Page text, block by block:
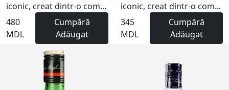
iconic, creat dintr-o com...
480
MDL
Cumpără
Adăugat
iconic, creat dintr-o com...
345
MDL
Cumpără
Adăugat